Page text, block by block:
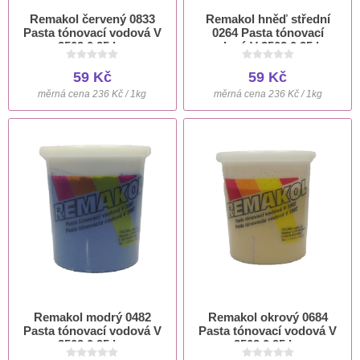
Remakol červený 0833
Pasta tónovací vodová V
3502 0,25 kg
59 Kč
měrná cena 236 Kč / 1kg
Remakol hněď střední
0264 Pasta tónovací
vodová V 3502 0,25 kg
59 Kč
měrná cena 236 Kč / 1kg
Remakol modrý 0482
Pasta tónovací vodová V
3502 0,25 kg
Remakol okrový 0684
Pasta tónovací vodová V
3502 0,25 kg